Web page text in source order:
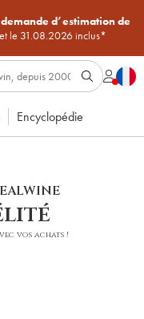
d’estimation de
le 31.08.2026 inclus*
Encyclopédie
vos achats !